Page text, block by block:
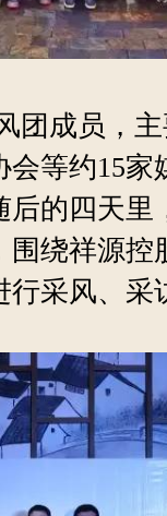
团成员，
等约15家
的四天里
绕祥源控
行采风、采